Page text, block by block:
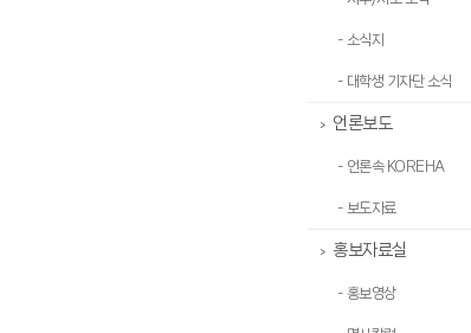
- 소식지
- 대학생 기자단 소식
> 언론보도
- 언론속 KOREHA
- 보도자료
> 홍보자료실
- 홍보영상